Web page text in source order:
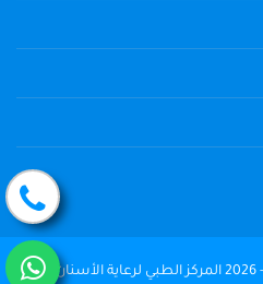
جميع الحقوق محفوظة © 2004 - 2026 المركز الطبي لرعاية الأسنان The